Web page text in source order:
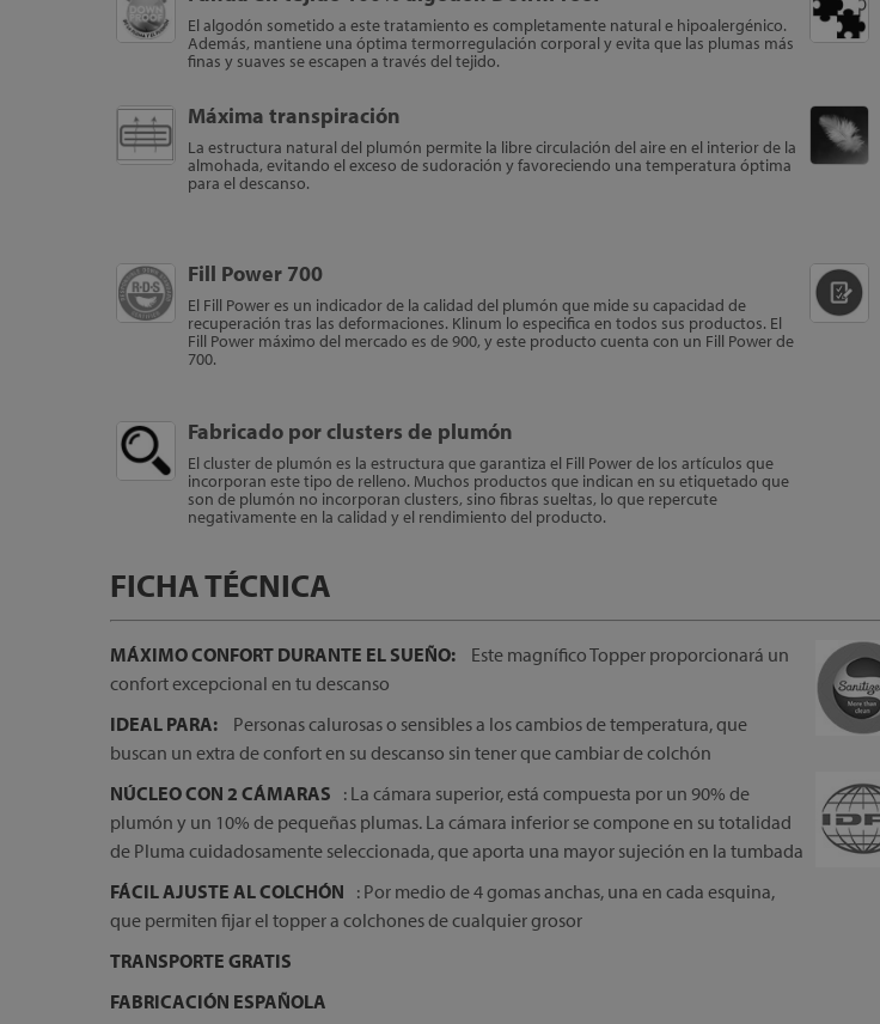
El algodón sometido a este tratamiento es completamente natural e hipoalergénico.
Además, mantiene una óptima termorregulación corporal y evita que las plumas más
finas y suaves se escapen a través del tejido.
Máxima transpiración
La estructura natural del plumón permite la libre circulación del aire en el interior de la
almohada, evitando el exceso de sudoración y favoreciendo una temperatura óptima
para el descanso.
Fill Power 700
El Fill Power es un indicador de la calidad del plumón que mide su capacidad de
recuperación tras las deformaciones. Klinum lo especifica en todos sus productos. El
Fill Power máximo del mercado es de 900, y este producto cuenta con un Fill Power de
700.
Fabricado por clusters de plumón
El cluster de plumón es la estructura que garantiza el Fill Power de los artículos que
incorporan este tipo de relleno. Muchos productos que indican en su etiquetado que
son de plumón no incorporan clusters, sino fibras sueltas, lo que repercute
negativamente en la calidad y el rendimiento del producto.
FICHA TÉCNICA
MÁXIMO CONFORT DURANTE EL SUEÑO:
Este magnífico Topper proporcionará un
confort excepcional en tu descanso
IDEAL PARA:
Personas calurosas o sensibles a los cambios de temperatura, que
buscan un extra de confort en su descanso sin tener que cambiar de colchón
NÚCLEO CON 2 CÁMARAS : La cámara superior, está compuesta por un 90% de
plumón y un 10% de pequeñas plumas. La cámara inferior se compone en su totalidad
de Pluma cuidadosamente seleccionada, que aporta una mayor sujeción en la tumbada
FÁCIL AJUSTE AL COLCHÓN : Por medio de 4 gomas anchas, una en cada esquina,
que permiten fijar el topper a colchones de cualquier grosor
TRANSPORTE GRATIS
FABRICACIÓN ESPAÑOLA